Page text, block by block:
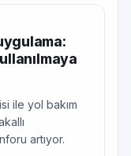
ile yol bakım
artıyor.